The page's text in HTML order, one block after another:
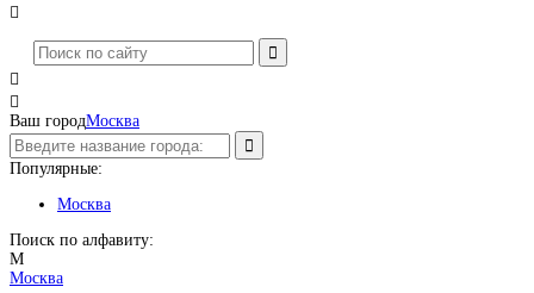



Ваш городМосква
Популярные:
Москва
Поиск по алфавиту:
М
Москва